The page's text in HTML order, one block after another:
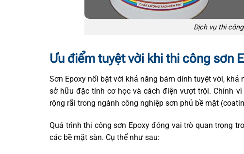
Dịch vụ thi
Ưu điểm tuyệt vời khi thi công sơn
Sơn Epoxy nổi bật với khả năng bám dính tuyệt vời,
sở hữu đặc tính cơ học và cách điện vượt trội. Chính
rộng rãi trong ngành công nghiệp sơn phủ bề mặt
Quá trình thi công sơn Epoxy đóng vai trò quan trọng
các bề mặt sàn. Cụ thể như sau: